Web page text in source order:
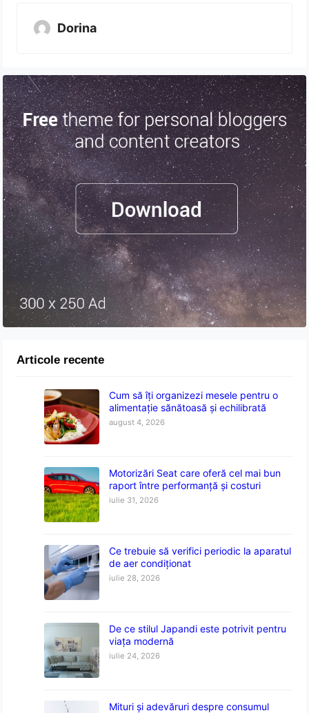
Dorina
Articole recente
Cum să îți organizezi mesele pentru o
alimentație sănătoasă și echilibrată
august 4, 2026
Motorizări Seat care oferă cel mai bun
raport între performanță și costuri
iulie 31, 2026
Ce trebuie să verifici periodic la aparatul
de aer condiționat
iulie 28, 2026
De ce stilul Japandi este potrivit pentru
viața modernă
iulie 24, 2026
Mituri și adevăruri despre consumul